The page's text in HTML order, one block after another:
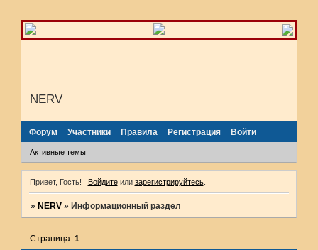
NERV
Форум Участники Правила Регистрация Войти
Активные темы
Привет, Гость! Войдитеили зарегистрируйтесь.
»NERV »Информационный раздел
Страница:1